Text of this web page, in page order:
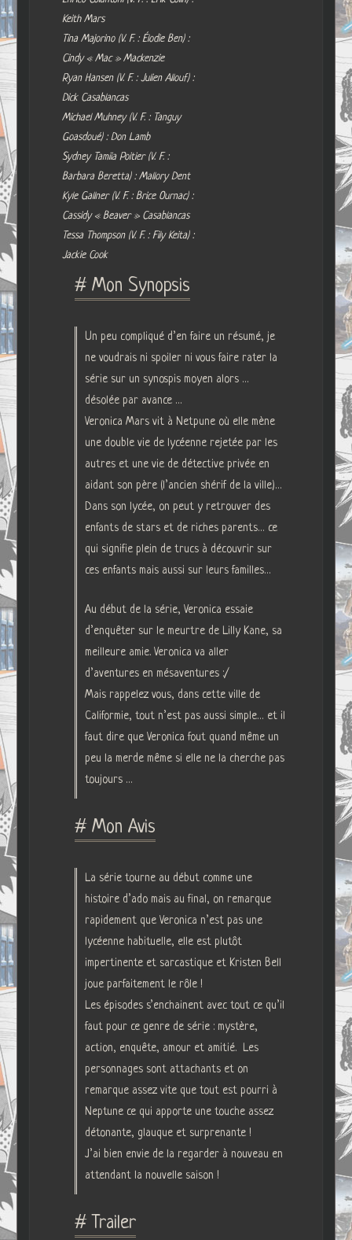
Keith Mars
Tina Majorino (V. F. : Élodie Ben) :
Cindy « Mac » Mackenzie
Ryan Hansen (V. F. : Julien Allouf) :
Dick Casablancas
Michael Muhney (V. F. : Tanguy
Goasdoué) : Don Lamb
Sydney Tamiia Poitier (V. F. :
Barbara Beretta) : Mallory Dent
Kyle Gallner (V. F. : Brice Ournac) :
Cassidy « Beaver » Casablancas
Tessa Thompson (V. F. : Fily Keita) :
Jackie Cook
# Mon Synopsis
Un peu compliqué d’en faire un résumé, je
ne voudrais ni spoiler ni vous faire rater la
série sur un synospis moyen alors …
désolée par avance …
Veronica Mars vit à Netpune où elle mène
une double vie de lycéenne rejetée par les
autres et une vie de détective privée en
aidant son père (l’ancien shérif de la ville)…
Dans son lycée, on peut y retrouver des
enfants de stars et de riches parents… ce
qui signifie plein de trucs à découvrir sur
ces enfants mais aussi sur leurs familles…
Au début de la série, Veronica essaie
d’enquêter sur le meurtre de Lilly Kane, sa
meilleure amie. Veronica va aller
d’aventures en mésaventures :/
Mais rappelez vous, dans cette ville de
Califormie, tout n’est pas aussi simple… et il
faut dire que Veronica fout quand même un
peu la merde même si elle ne la cherche pas
toujours …
# Mon Avis
La série tourne au début comme une
histoire d’ado mais au final, on remarque
rapidement que Veronica n’est pas une
lycéenne habituelle, elle est plutôt
impertinente et sarcastique et Kristen Bell
joue parfaitement le rôle !
Les épisodes s’enchainent avec tout ce qu’il
faut pour ce genre de série : mystère,
action, enquête, amour et amitié. Les
personnages sont attachants et on
remarque assez vite que tout est pourri à
Neptune ce qui apporte une touche assez
détonante, glauque et surprenante !
J’ai bien envie de la regarder à nouveau en
attendant la nouvelle saison !
# Trailer